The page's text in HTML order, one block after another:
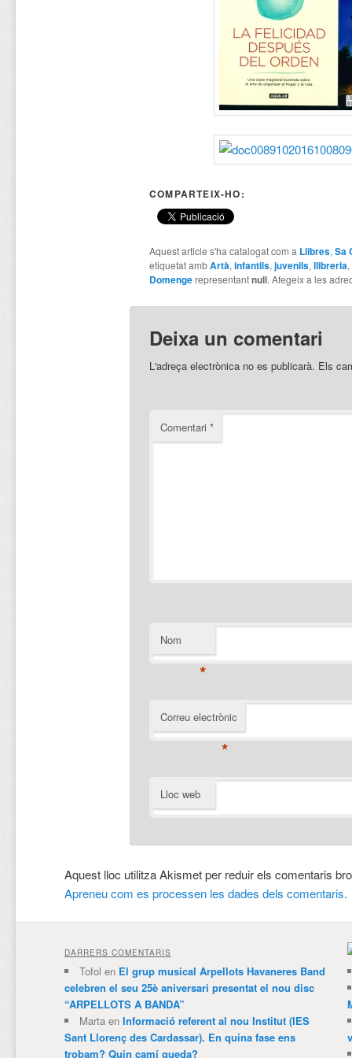
COMPARTEIX-HO:
Aquest article s'ha catalogat com a Llibres, Sa
etiquetat ambArtà, infantils, juvenils, llibreria,
Domengerepresentantnull. Afegeix a les
Deixa un comentari
L'adreça electrònica no es publicarà. Els
Comentari *
Nom
*
Correu electrònic
*
Lloc web
Aquest lloc utilitza Akismet per reduir els comentaris
Apreneu com es processen les dades dels comentaris.
DARRERS COMENTARIS
Tofol en El grup musical Arpellots Havaneres Band
celebren el seu 25è aniversari presentat el nou disc
“ARPELLOTS A BANDA”
Martaen Informació referent al nou Institut (IES
Sant Llorenç des Cardassar). En quina fase ens
trobam? Quin camí queda?